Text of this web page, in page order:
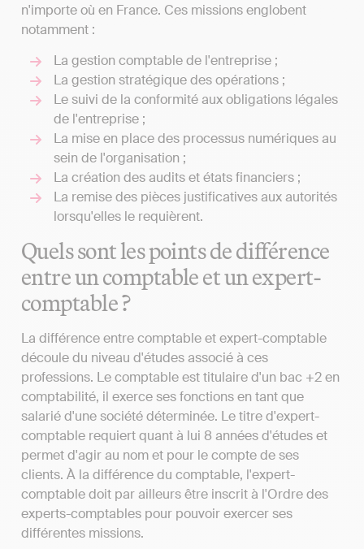
n'importe où en France. Ces missions englobent
notamment :
La gestion comptable de l'entreprise ;
La gestion stratégique des opérations ;
Le suivi de la conformité aux obligations légales
de l'entreprise ;
La mise en place des processus numériques au
sein de l'organisation ;
La création des audits et états financiers ;
La remise des pièces justificatives aux autorités
lorsqu'elles le requièrent.
Quels sont les points de différence
entre un comptable et un expert-
comptable ?
La différence entre comptable et expert-comptable
découle du niveau d'études associé à ces
professions. Le comptable est titulaire d'un bac +2 en
comptabilité, il exerce ses fonctions en tant que
salarié d'une société déterminée. Le titre d'expert-
comptable requiert quant à lui 8 années d'études et
permet d'agir au nom et pour le compte de ses
clients. À la différence du comptable, l'expert-
comptable doit par ailleurs être inscrit à l'Ordre des
experts-comptables pour pouvoir exercer ses
différentes missions.